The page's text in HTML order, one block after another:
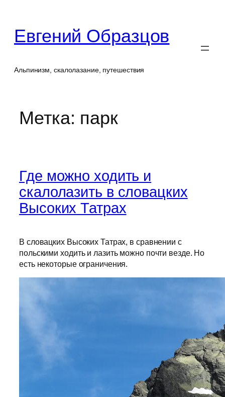
содержимому
Евгений Образцов
Альпинизм, скалолазание, путешествия
Метка: парк
Где можно ходить и
скалолазить в словацких
Высоких Татрах
В словацких Высоких Татрах, в сравнении с
польскими ходить и лазить можно почти везде. Но
есть некоторые ограничения.